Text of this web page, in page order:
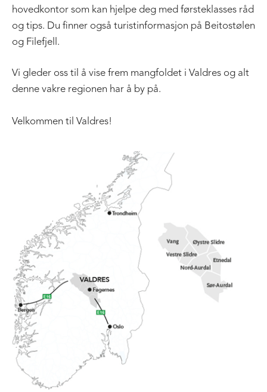
hovedkontor som kan hjelpe deg med førsteklasses råd
og tips. Du finner også turistinformasjon på Beitostølen
og Filefjell.
Vi gleder oss til å vise frem mangfoldet i Valdres og alt
denne vakre regionen har å by på.
Velkommen til Valdres!